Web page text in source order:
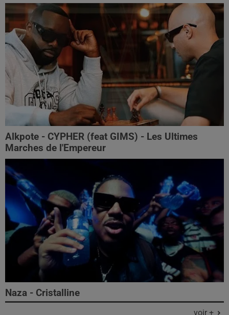
Alkpote - CYPHER (feat GIMS) - Les Ultimes
Marches de l'Empereur
Naza - Cristalline
voir +